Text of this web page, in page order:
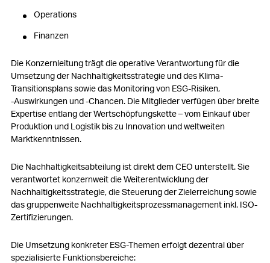
Operations
Finanzen
Die Konzernleitung trägt die operative Verantwortung für die
Umsetzung der Nachhaltigkeitsstrategie und des Klima-
Transitionsplans sowie das Monitoring von ESG-Risiken,
‑Auswirkungen und ‑Chancen. Die Mitglieder verfügen über breite
Expertise entlang der Wertschöpfungskette – vom Einkauf über
Produktion und Logistik bis zu Innovation und weltweiten
Marktkenntnissen.
Die Nachhaltigkeitsabteilung ist direkt dem CEO unterstellt. Sie
verantwortet konzernweit die Weiterentwicklung der
Nachhaltigkeitsstrategie, die Steuerung der Zielerreichung sowie
das gruppenweite Nachhaltigkeitsprozessmanagement inkl. ISO-
Zertifizierungen.
Die Umsetzung konkreter ESG-Themen erfolgt dezentral über
spezialisierte Funktionsbereiche: